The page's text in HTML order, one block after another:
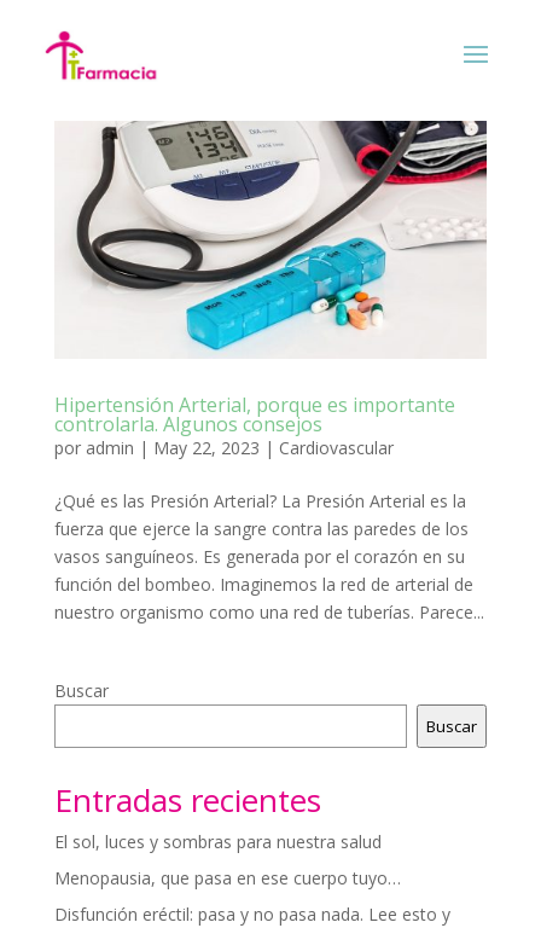
Hipertensión Arterial, porque es importante
controlarla. Algunos consejos
por admin | May 22, 2023 | Cardiovascular
¿Qué es las Presión Arterial? La Presión Arterial es la
fuerza que ejerce la sangre contra las paredes de los
vasos sanguíneos. Es generada por el corazón en su
función del bombeo. Imaginemos la red de arterial de
nuestro organismo como una red de tuberías. Parece...
Buscar
Buscar
Entradas recientes
El sol, luces y sombras para nuestra salud
Menopausia, que pasa en ese cuerpo tuyo…
Disfunción eréctil: pasa y no pasa nada. Lee esto y